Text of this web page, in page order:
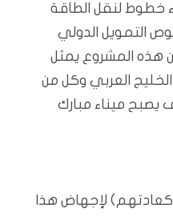
خطوط لنقل الطاقة
التمويل الدولي
هذه المشروع يمثل
العربي وكل من
يصبح ميناء مبارك
لإجهاض هذا